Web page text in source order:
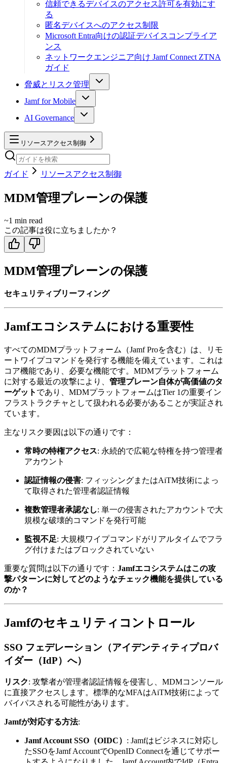
信頼できるデバイスのアクセス許可を有効にす
る
匿名デバイスへのアクセス制限
Microsoft Entra向けの認証デバイスコンプライア
ンス
ネットワークエンジニア向け Jamf Connect ZTNA
ガイド
脅威とリスク管理
Jamf for Mobile
AI Governance
リソースアクセス制御
ガイド リソースアクセス制御
MDM管理プレーンの保護
~1 min read
この記事は役に立ちましたか？
MDM管理プレーンの保護
セキュリティブリーフィング
Jamfエコシステムにおける重要性
すべてのMDMプラットフォーム（Jamf Proを含む）は、リモ
ートワイプコマンドを発行する機能を備えています。これは
コア機能であり、必要な機能です。MDMプラットフォーム
に対する最近の攻撃により、 管理プレーン自体が高価値のタ
ーゲット であり、MDMプラットフォームはTier 1の重要イン
フラストラクチャとして扱われる必要があることが実証され
ています。
主なリスク要因は以下の通りです：
常時の特権アクセス: 永続的で広範な特権を持つ管理者
アカウント
認証情報の侵害: フィッシングまたはAiTM技術によっ
て取得された管理者認証情報
複数管理者承認なし: 単一の侵害されたアカウントで大
規模な破壊的コマンドを発行可能
監視不足: 大規模ワイプコマンドがリアルタイムでフラ
グ付けまたはブロックされていない
重要な質問は以下の通りです： Jamfエコシステムはこの攻
撃パターンに対してどのようなチェック機能を提供している
のか？
Jamfのセキュリティコントロール
SSO フェデレーション（アイデンティティプロバ
イダー（IdP）へ）
リスク: 攻撃者が管理者認証情報を侵害し、MDMコンソール
に直接アクセスします。標準的なMFAはAiTM技術によって
バイパスされる可能性があります。
Jamfが対応する方法:
Jamf Account SSO（OIDC） : Jamfはビジネスに対応し
たSSOをJamf AccountでOpenID Connectを通じてサポー